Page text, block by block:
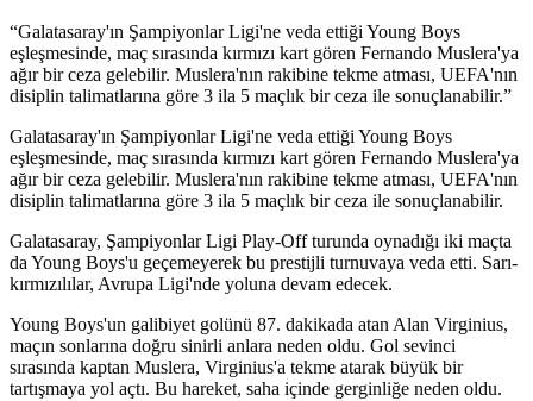
“Galatasaray'ın Şampiyonlar Ligi'ne veda ettiği Young Boys
eşleşmesinde, maç sırasında kırmızı kart gören Fernando Muslera'ya
ağır bir ceza gelebilir. Muslera'nın rakibine tekme atması, UEFA'nın
disiplin talimatlarına göre 3 ila 5 maçlık bir ceza ile sonuçlanabilir.”
Galatasaray'ın Şampiyonlar Ligi'ne veda ettiği Young Boys
eşleşmesinde, maç sırasında kırmızı kart gören Fernando Muslera'ya
ağır bir ceza gelebilir. Muslera'nın rakibine tekme atması, UEFA'nın
disiplin talimatlarına göre 3 ila 5 maçlık bir ceza ile sonuçlanabilir.
Galatasaray, Şampiyonlar Ligi Play-Off turunda oynadığı iki maçta
da Young Boys'u geçemeyerek bu prestijli turnuvaya veda etti. Sarı-
kırmızılılar, Avrupa Ligi'nde yoluna devam edecek.
Young Boys'un galibiyet golünü 87. dakikada atan Alan Virginius,
maçın sonlarına doğru sinirli anlara neden oldu. Gol sevinci
sırasında kaptan Muslera, Virginius'a tekme atarak büyük bir
tartışmaya yol açtı. Bu hareket, saha içinde gerginliğe neden oldu.